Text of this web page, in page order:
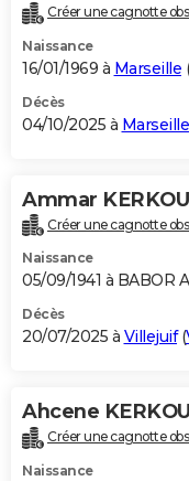
Créer une cagnotte
Naissance
16/01/1969 à Marseille (
Décès
04/10/2025 à Marseille
Ammar
Créer une cagnotte
Naissance
05/09/1941 à BABOR
Décès
20/07/2025 à Villejuif(
Ahcene
Créer une cagnotte
Naissance